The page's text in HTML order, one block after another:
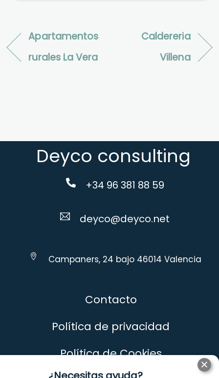
Apartamentos
rurales La Vera
Caldereria
Villena
Deyco consulting
+34 96 381 88 59
deyco@deyco.net
Campaners, 24 bajo 46014 Valencia
Contacto
Política de privacidad
Política de Cookies